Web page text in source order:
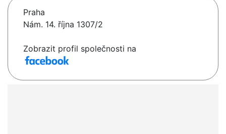
Praha
Nám. 14. října 1307/2
Zobrazit profil společnosti na